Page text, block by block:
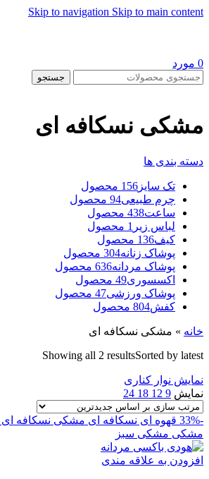
Skip to navigation Skip to main content
0 مورد
جستجو
مشکی نسکافه ای
دسته بندی ها
تک سایز 156 محصول
چرم طبیعی94 محصول
ساعت438 محصول
لباس زیر 1 محصول
کیف136 محصول
پوشاک زنانه304 محصول
پوشاک مردانه636 محصول
اکسسوری49 محصول
پوشاک ورزشی47 محصول
کفش804 محصول
خانه » مشکی نسکافه ای
Showing all 2 resultsSorted by latest
نمایش نوار کناری
نمایش 9
12
18
24
-33% قهوه ای نسکافه ای مشکی نسکافه ای
مشکی مشکی سبز
افزودن به علاقه مندی